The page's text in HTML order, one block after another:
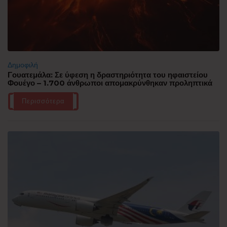
Δημοφιλή
Γουατεμάλα: Σε ύφεση η δραστηριότητα του ηφαιστείου
Φουέγο – 1.700 άνθρωποι απομακρύνθηκαν προληπτικά
Περισσότερα